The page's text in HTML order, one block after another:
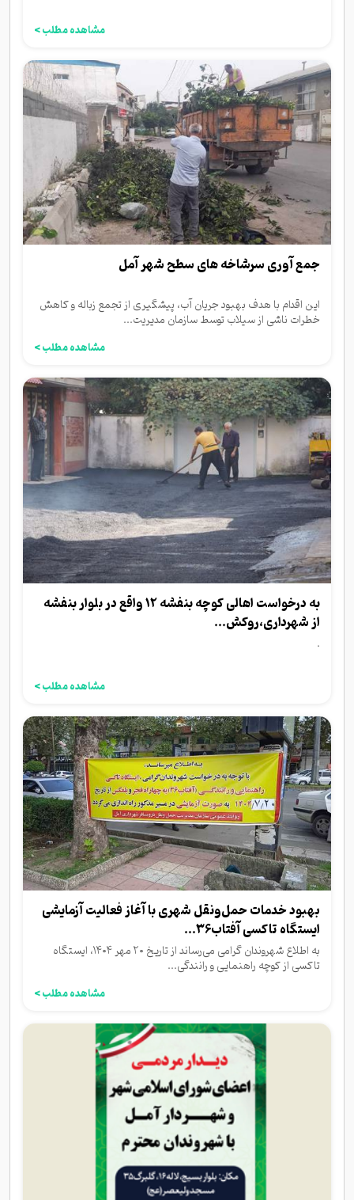
مشاهده مطلب >
جمع آوری سرشاخه های سطح شهر آمل
این اقدام با هدف بهبود جریان آب، پیشگیری از تجمع زباله و کاهش
خطرات ناشی از سیلاب توسط سازمان مدیریت...
مشاهده مطلب >
به درخواست اهالی کوچه بنفشه ۱۲ واقع در بلوار بنفشه
از شهرداری،روکش...
.
مشاهده مطلب >
بهبود خدمات حمل‌ونقل شهری با آغاز فعالیت آزمایشی
ایستگاه تاکسی آفتاب۳۶...
به اطلاع شهروندان گرامی می‌رساند از تاریخ ۲۰ مهر ۱۴۰۴، ایستگاه
تاکسی از کوچه راهنمایی و رانندگی...
مشاهده مطلب >